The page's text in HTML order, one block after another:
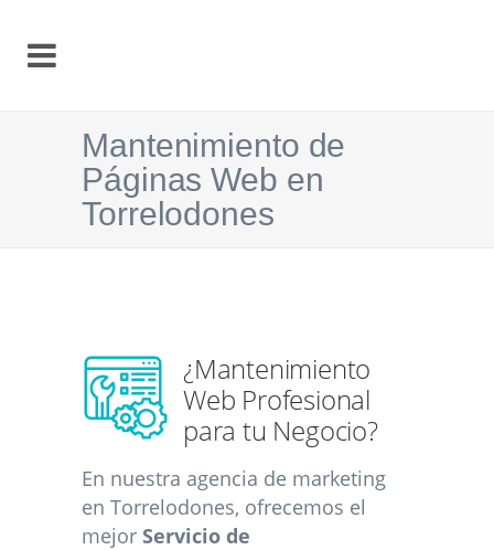
Mantenimiento de
Páginas Web en
Torrelodones
¿Mantenimiento
Web Profesional
para tu Negocio?
En nuestra agencia de marketing
en Torrelodones, ofrecemos el
mejor Servicio de